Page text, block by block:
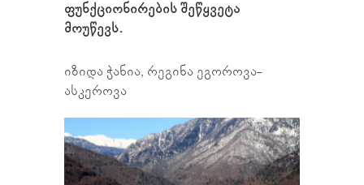
ფუნქციონირების შეწყვეტა
მოუწევს.
იზიდა ჭანია, რეგინა ეგოროვა-
ასკეროვა